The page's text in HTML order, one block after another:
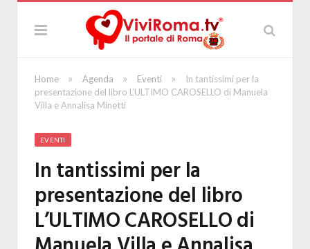
Home » Agenda » Eventi »
In tantissimi per la
presentazione del libro L’ULTIMO CAROSELLO di Manuela
Villa e Annalisa Minetti
EVENTI
In tantissimi per la
presentazione del libro
L’ULTIMO CAROSELLO di